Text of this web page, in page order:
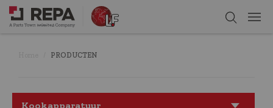
PRODUCTEN
Kookapparatuur